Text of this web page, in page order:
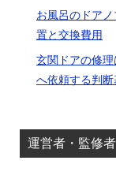
お風呂のドア
置と交換費用
玄関ドアの修
へ依頼する判断
運営者・監修者